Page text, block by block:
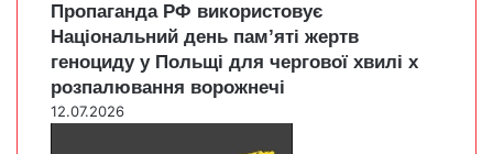
Пропаганда РФ використовує
Національний день пам’яті жертв
геноциду у Польщі для чергової хвилі х
розпалювання ворожнечі
12.07.2026